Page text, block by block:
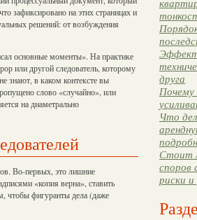
Эффект
друга
Почему
Что
Стоит
споров
риски и
зафиксировано на этих страницах и
решений: от возбуждения
основные моменты». На практике
или другой следователь, которому
знают, в каком контексте вы
слово «случайно», или
на диаметрально
Во-первых, это лишние
«копия верна», ставить
чтобы фигуранты дела (даже